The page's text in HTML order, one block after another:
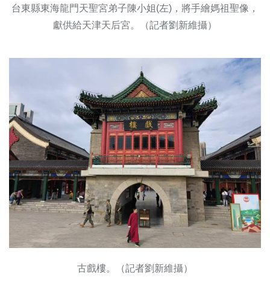
台東縣東海龍門天聖宮弟子陳小姐(左)，將手繪媽祖聖像，
獻供給天津天后宮。（記者劉新維攝）
古戲樓。（記者劉新維攝）